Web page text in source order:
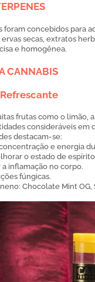
foram concebidos para
secas, extratos
e homogênea.
CANNABIS
frutas como o limão,
consideráveis em
destacam-se:
e energia
o estado de
inflamação no corpo.
fúngicas.
Chocolate Mint OG,